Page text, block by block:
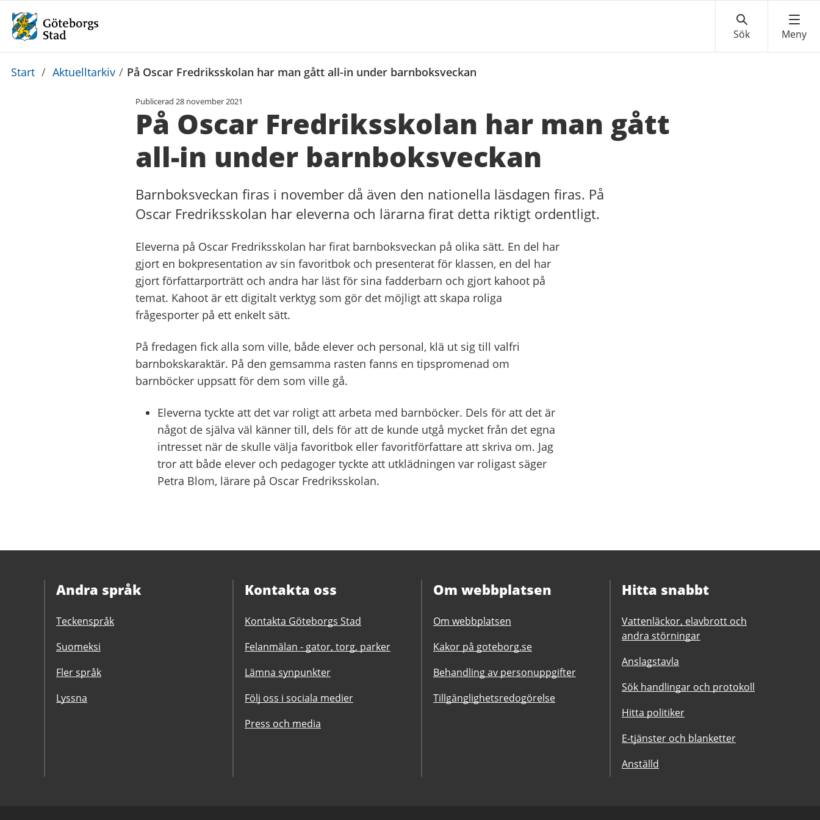
Du
Start / Aktuelltarkiv / På Oscar Fredriksskolan har man gått all-in under barnboksveckan
Publicerad 28 november 2021
På Oscar Fredriksskolan har man gått
all-in under barnboksveckan
Barnboksveckan firas i november då även den nationella läsdagen firas. På
Oscar Fredriksskolan har eleverna och lärarna firat detta riktigt ordentligt.
Eleverna på Oscar Fredriksskolan har firat barnboksveckan på olika sätt. En del har
gjort en bokpresentation av sin favoritbok och presenterat för klassen, en del har
gjort författarporträtt och andra har läst för sina fadderbarn och gjort kahoot på
temat. Kahoot är ett digitalt verktyg som gör det möjligt att skapa roliga
frågesporter på ett enkelt sätt.
På fredagen fick alla som ville, både elever och personal, klä ut sig till valfri
barnbokskaraktär. På den gemsamma rasten fanns en tipspromenad om
barnböcker uppsatt för dem som ville gå.
Eleverna tyckte att det var roligt att arbeta med barnböcker. Dels för att det är
något de själva väl känner till, dels för att de kunde utgå mycket från det egna
intresset när de skulle välja favoritbok eller favoritförfattare att skriva om. Jag
tror att både elever och pedagoger tyckte att utklädningen var roligast säger
Petra Blom, lärare på Oscar Fredriksskolan.
Andra språk
Teckenspråk
Suomeksi
Fler språk
Lyssna
Kontakta oss
Kontakta Göteborgs Stad
Felanmälan - gator, torg, parker
Lämna synpunkter
Följ oss i sociala medier
Press och media
Om webbplatsen
Om webbplatsen
Kakor på goteborg.se
Behandling av personuppgifter
Tillgänglighetsredogörelse
Hitta snabbt
Vattenläckor, elavbrott och
andra störningar
Anslagstavla
Sök handlingar och protokoll
Hitta politiker
E-tjänster och blanketter
Anställd